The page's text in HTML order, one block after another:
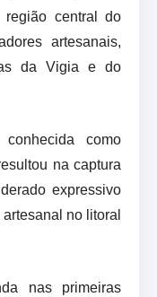
região central do
artesanais,
da Vigia e do
como
na captura
expressivo
no litoral
nas primeiras